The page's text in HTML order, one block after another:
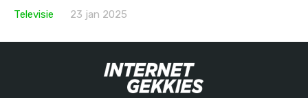
Televisie
23 jan 2025